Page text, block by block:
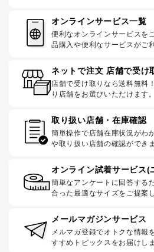
オンラインサービス一覧
便利なオンラインサービスを
品購入や便利なサービスがご
ネットで注文 店舗で受け
店舗で受け取りなら送料無料
り店舗をお選びいただけます。
取り扱い店舗・在庫確認
簡単操作で店舗在庫状況がわ
や取り扱い店舗の確認ができ
オンライン試着サービス(
簡単なアンケートに回答する
合った最適なサイズをご提案
メールマガジンサービス
メルマガ登録でオトクな情報
すすめトピックスをお届けし